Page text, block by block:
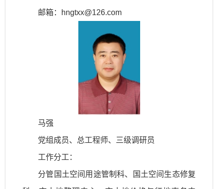
邮箱：hngtxx@126.com
马强
党组成员、总工程师、三级调研员
工作分工：
分管国土空间用途管制科、国土空间生态修复